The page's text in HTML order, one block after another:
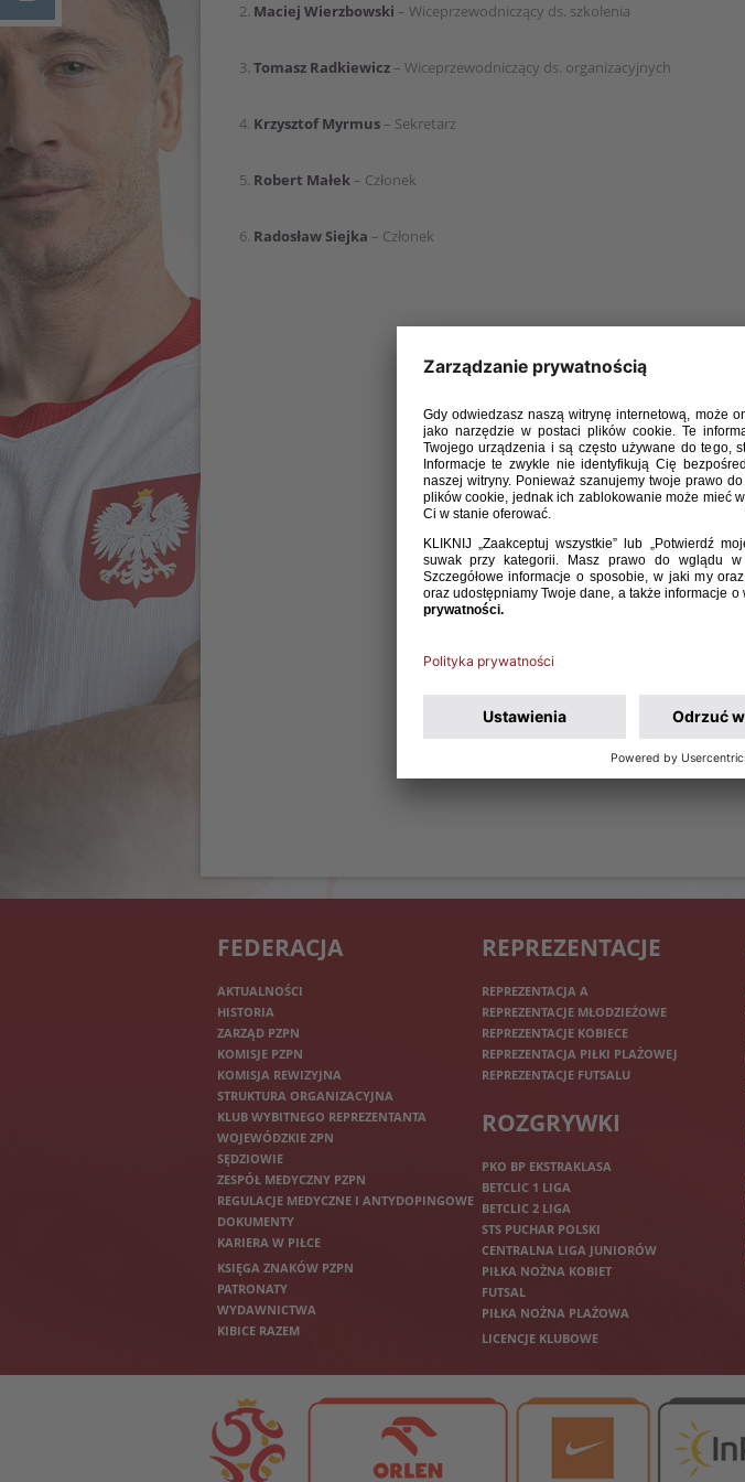
2. Maciej Wierzbowski – Wiceprzewodniczący ds. szkolenia
3. Tomasz Radkiewicz – Wiceprzewodniczący ds. organizacyjnych
4. Krzysztof Myrmus – Sekretarz
5. Robert Małek – Członek
6. Radosław Siejka – Członek
FEDERACJA
AKTUALNOŚCI
HISTORIA
ZARZĄD PZPN
KOMISJE PZPN
KOMISJA REWIZYJNA
STRUKTURA ORGANIZACYJNA
KLUB WYBITNEGO REPREZENTANTA
WOJEWÓDZKIE ZPN
SĘDZIOWIE
ZESPÓŁ MEDYCZNY PZPN
REGULACJE MEDYCZNE I ANTYDOPINGOWE
DOKUMENTY
KARIERA W PIŁCE
KSIĘGA ZNAKÓW PZPN
PATRONATY
WYDAWNICTWA
KIBICE RAZEM
REPREZENTACJE
REPREZENTACJA A
REPREZENTACJE MŁODZIEŻOWE
REPREZENTACJE KOBIECE
REPREZENTACJA PIŁKI PLAŻOWEJ
REPREZENTACJE FUTSALU
ROZGRYWKI
PKO BP EKSTRAKLASA
BETCLIC 1 LIGA
BETCLIC 2 LIGA
STS PUCHAR POLSKI
CENTRALNA LIGA JUNIORÓW
PIŁKA NOŻNA KOBIET
FUTSAL
PIŁKA NOŻNA PLAŻOWA
LICENCJE KLUBOWE